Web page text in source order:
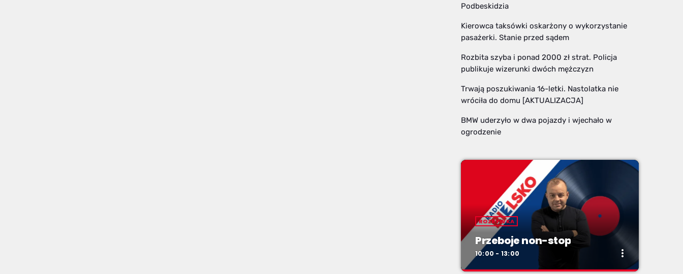
Podbeskidzia
Kierowca taksówki oskarżony o wykorzystanie
pasażerki. Stanie przed sądem
Rozbita szyba i ponad 2000 zł strat. Policja
publikuje wizerunki dwóch mężczyzn
Trwają poszukiwania 16-letki. Nastolatka nie
wróciła do domu [AKTUALIZACJA]
BMW uderzyło w dwa pojazdy i wjechało w
ogrodzenie
ROZRYWKA
Przeboje non-stop
10:00 - 13:00 more_vert